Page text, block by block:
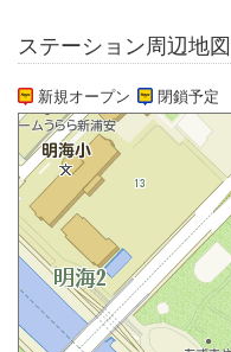
ステーション周辺地図
新規オープン 閉鎖予定